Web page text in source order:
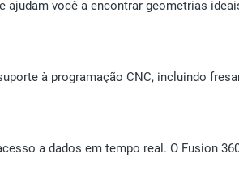
você a encontrar geometrias
à programação CNC, incluindo
a dados em tempo real. O Fusion